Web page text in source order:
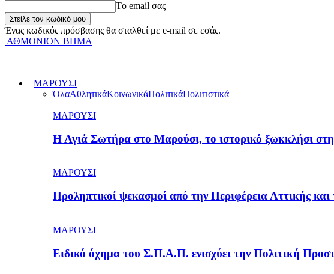
Tο email σας
Ένας κωδικός πρόσβασης θα σταλθεί με e-mail σε εσάς.
ΑΘΜΟΝΙΟΝ ΒΗΜΑ
ΜΑΡΟΥΣΙ
ΌλαΑθλητικάΚοινωνικάΠολιτικάΠολιτιστικά
ΜΑΡΟΥΣΙ
Η Αγιά Σωτήρα στο Μαρούσι, το ιστορικό ξωκκλήσι
ΜΑΡΟΥΣΙ
Προληπτικοί ψεκασμοί από την Περιφέρεια Αττικής
ΜΑΡΟΥΣΙ
Ειδικό όχημα του Σ.Π.Α.Π. ενισχύει την Πολιτική